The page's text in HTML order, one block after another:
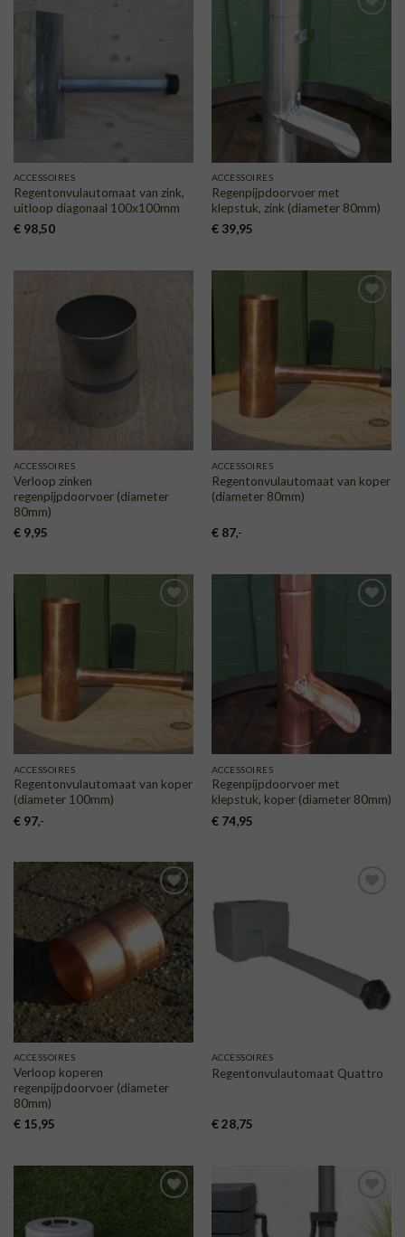
ACCESSOIRES
Regentonvulautomaat van zink,
uitloop diagonaal 100x100mm
€98,50
TOEVOEGEN
ACCESSOIRES
Regenpijpdoorvoer met
klepstuk, zink (diameter 80mm)
€39,95
TOEVOEGEN
AAN
ACCESSOIRES
Verloop zinken
regenpijpdoorvoer (diameter
80mm)
€9,95
ACCESSOIRES
Regentonvulautomaat van koper
(diameter 80mm)
€87,-
ACCESSOIRES
Regentonvulautomaat van koper
(diameter 100mm)
€97,-
ACCESSOIRES
Regenpijpdoorvoer met
klepstuk, koper (diameter 80mm)
€74,95
TOEVOEGEN
AAN
VERLANGLIJST
ACCESSOIRES
Verloop koperen
regenpijpdoorvoer (diameter
80mm)
€15,95
ACCESSOIRES
Regentonvulautomaat Quattro
€28,75
TOEVOEGEN
AAN